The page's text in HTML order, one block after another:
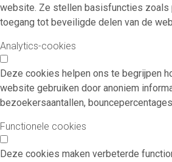
website. Ze stellen basisfuncties zoals
toegang tot beveiligde delen van de
Analytics-cookies
Deze cookies helpen ons te begrijpen
website gebruiken door anoniem
bezoekersaantallen,
Functionele cookies
Deze cookies maken verbeterde